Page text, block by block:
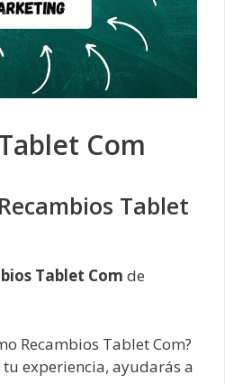
Com
Tablet
Tablet Com de
Recambios Tablet Com?
experiencia, ayudarás a